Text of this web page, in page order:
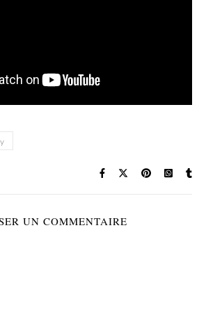
UN COMMENTAIRE